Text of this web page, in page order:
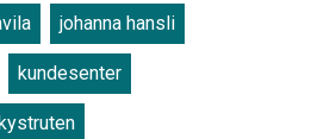
johanna hansli
kundesenter